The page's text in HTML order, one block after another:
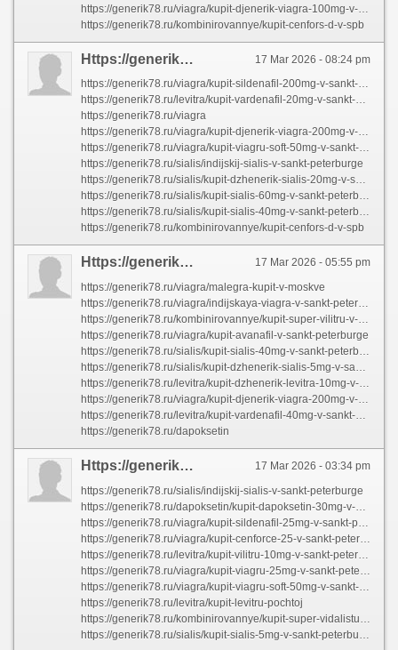
https://generik78.ru/viagra/kupit-djenerik-viagra-100mg-v-sankt-peterburge
https://generik78.ru/kombinirovannye/kupit-cenfors-d-v-spb
17 Mar 2026 - 08:24 pm
Https://generik78.ru/sialis/kupit-dzhenerik-sialis-5mg-v-sankt-peterburge
https://generik78.ru/viagra/kupit-sildenafil-200mg-v-sankt-peterburge
https://generik78.ru/levitra/kupit-vardenafil-20mg-v-sankt-peterburge
https://generik78.ru/viagra
https://generik78.ru/viagra/kupit-djenerik-viagra-200mg-v-sankt-peterburge
https://generik78.ru/viagra/kupit-viagru-soft-50mg-v-sankt-peterburge
https://generik78.ru/sialis/indijskij-sialis-v-sankt-peterburge
https://generik78.ru/sialis/kupit-dzhenerik-sialis-20mg-v-sankt-peterburge
https://generik78.ru/sialis/kupit-sialis-60mg-v-sankt-peterburge
https://generik78.ru/sialis/kupit-sialis-40mg-v-sankt-peterburge
https://generik78.ru/kombinirovannye/kupit-cenfors-d-v-spb
17 Mar 2026 - 05:55 pm
Https://generik78.ru/sialis/kupit-sialis-20mg-v-sankt-peterburge
https://generik78.ru/viagra/malegra-kupit-v-moskve
https://generik78.ru/viagra/indijskaya-viagra-v-sankt-peterburge
https://generik78.ru/kombinirovannye/kupit-super-vilitru-v-spb
https://generik78.ru/viagra/kupit-avanafil-v-sankt-peterburge
https://generik78.ru/sialis/kupit-sialis-40mg-v-sankt-peterburge
https://generik78.ru/sialis/kupit-dzhenerik-sialis-5mg-v-sankt-peterburge
https://generik78.ru/levitra/kupit-dzhenerik-levitra-10mg-v-sankt-peterburge
https://generik78.ru/viagra/kupit-djenerik-viagra-200mg-v-sankt-peterburge
https://generik78.ru/levitra/kupit-vardenafil-40mg-v-sankt-peterburge
https://generik78.ru/dapoksetin
17 Mar 2026 - 03:34 pm
Https://generik78.ru/kombinirovannye/kupit-super-vidalistu-v-sankt-peterburge
https://generik78.ru/sialis/indijskij-sialis-v-sankt-peterburge
https://generik78.ru/dapoksetin/kupit-dapoksetin-30mg-v-sankt-peterburge
https://generik78.ru/viagra/kupit-sildenafil-25mg-v-sankt-peterburge
https://generik78.ru/viagra/kupit-cenforce-25-v-sankt-peterburge
https://generik78.ru/levitra/kupit-vilitru-10mg-v-sankt-peterburge
https://generik78.ru/viagra/kupit-viagru-25mg-v-sankt-peterburge
https://generik78.ru/viagra/kupit-viagru-soft-50mg-v-sankt-peterburge
https://generik78.ru/levitra/kupit-levitru-pochtoj
https://generik78.ru/kombinirovannye/kupit-super-vidalistu-v-sankt-peterburge
https://generik78.ru/sialis/kupit-sialis-5mg-v-sankt-peterburge